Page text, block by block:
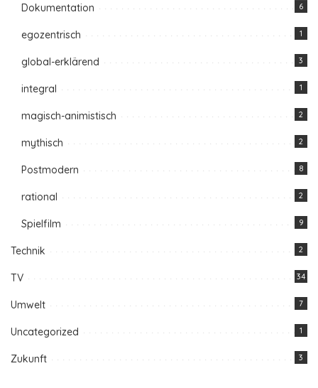
Dokumentation 6
egozentrisch 1
global-erklärend 3
integral 1
magisch-animistisch 2
mythisch 2
Postmodern 8
rational 2
Spielfilm 9
Technik 2
TV 34
Umwelt 7
Uncategorized 1
Zukunft 3